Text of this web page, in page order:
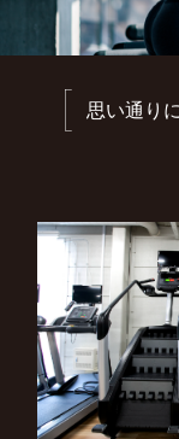
思い通り